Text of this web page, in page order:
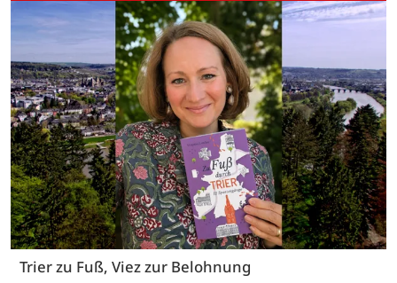
Trier zu Fuß, Viez zur Belohnung